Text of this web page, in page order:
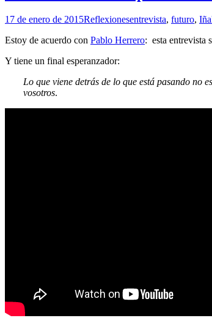
17 de enero de 2015Reflexionesentrevista, futuro,
Estoy de acuerdo con Pablo Herrero: esta entrevista
Y tiene un final esperanzador:
Lo que viene detrás de lo que está pasando no
vosotros.